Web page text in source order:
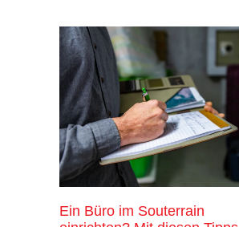
Ein Büro im Souterrain